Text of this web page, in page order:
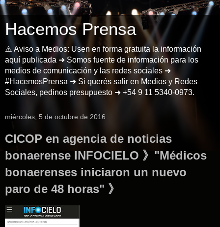
Hacemos Prensa
⚠️ Aviso a Medios: Usen en forma gratuita la información
aquí publicada ➜ Somos fuente de información para los
medios de comunicación y las redes sociales ➜
#HacemosPrensa ➜ Si querés salir en Medios y Redes
Sociales, pedinos presupuesto ➜ +54 9 11 5340-0973.
miércoles, 5 de octubre de 2016
CICOP en agencia de noticias
bonaerense INFOCIELO 》"Médicos
bonaerenses iniciaron un nuevo
paro de 48 horas" 》